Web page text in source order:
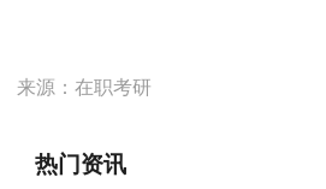
来源：在职考研
热门资讯